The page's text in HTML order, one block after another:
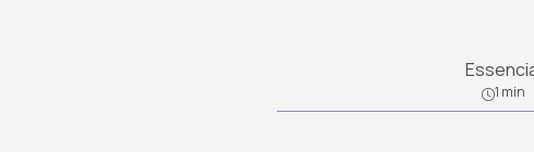
1 min